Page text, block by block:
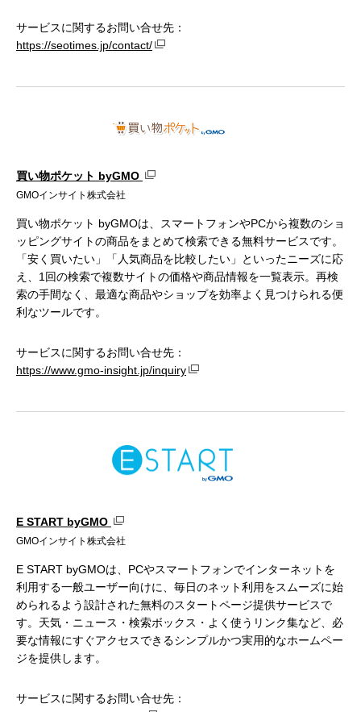
サービスに関するお問い合せ先：
https://seotimes.jp/contact/
買い物ポケット byGMO
GMOインサイト株式会社
買い物ポケット byGMOは、スマートフォンやPCから複数のショ
ッピングサイトの商品をまとめて検索できる無料サービスです。
「安く買いたい」「人気商品を比較したい」といったニーズに応
え、1回の検索で複数サイトの価格や商品情報を一覧表示。再検
索の手間なく、最適な商品やショップを効率よく見つけられる便
利なツールです。
サービスに関するお問い合せ先：
https://www.gmo-insight.jp/inquiry
E START byGMO
GMOインサイト株式会社
E START byGMOは、PCやスマートフォンでインターネットを
利用する一般ユーザー向けに、毎日のネット利用をスムーズに始
められるよう設計された無料のスタートページ提供サービスで
す。天気・ニュース・検索ボックス・よく使うリンク集など、必
要な情報にすぐアクセスできるシンプルかつ実用的なホームペー
ジを提供します。
サービスに関するお問い合せ先：